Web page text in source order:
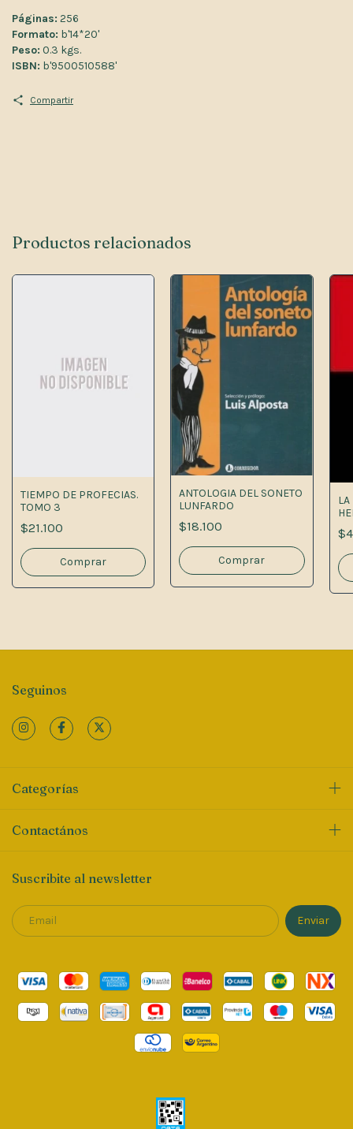
Páginas: 256
Formato: b'14*20'
Peso: 0.3 kgs.
ISBN: b'9500510588'
Compartir
Productos relacionados
TIEMPO DE PROFECIAS.
TOMO 3
$21.100
ANTOLOGIA DEL SONETO
LUNFARDO
$18.100
Seguinos
Categorías
Contactános
Suscribite al newsletter